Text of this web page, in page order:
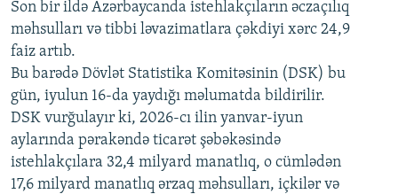
Auto 240p 360p 480p
720p 1080p
360p
480p
720p
1080p
Son bir ildə Azərbaycanda istehlakçıların əczaçılıq
məhsulları və tibbi ləvazimatlara çəkdiyi xərc 24,9
faiz artıb.
Bu barədə Dövlət Statistika Komitəsinin (DSK) bu
gün, iyulun 16-da yaydığı məlumatda bildirilir.
DSK vurğulayır ki, 2026-cı ilin yanvar-iyun
aylarında pərakəndə ticarət şəbəkəsində
istehlakçılara 32,4 milyard manatlıq, o cümlədən
17,6 milyard manatlıq ərzaq məhsulları, içkilər və